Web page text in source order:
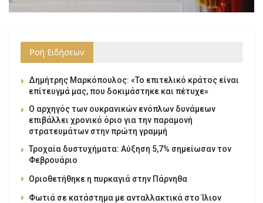
Ροή Ειδήσεων
Δημήτρης Μαρκόπουλος: «Το επιτελικό κράτος είναι
επίτευγμά μας, που δοκιμάστηκε και πέτυχε»
Ο αρχηγός των ουκρανικών ενόπλων δυνάμεων
επιβάλλει χρονικό όριο για την παραμονή
στρατευμάτων στην πρώτη γραμμή
Τροχαία δυστυχήματα: Αύξηση 5,7% σημείωσαν τον
Φεβρουάριο
Οριοθετήθηκε η πυρκαγιά στην Πάρνηθα
Φωτιά σε κατάστημα με ανταλλακτικά στο Ίλιον